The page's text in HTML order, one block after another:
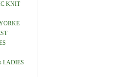
KNIT
LADIES